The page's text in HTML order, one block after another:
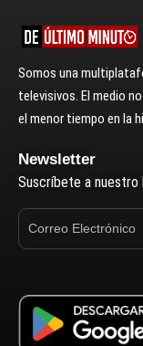
Somos una
televisivos. El medio
el menor tiempo en la
Newsletter
Suscríbete a